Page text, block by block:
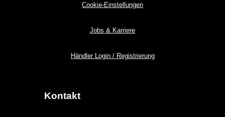
Cookie-Einstellungen
Jobs & Karriere
Händler Login / Registrierung
Kontakt